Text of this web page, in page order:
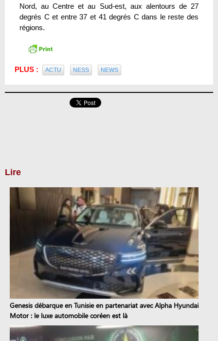
Nord, au Centre et au Sud-est, aux alentours de 27
degrés C et entre 37 et 41 degrés C dans le reste des
régions.
PLUS : ACTU NESS NEWS
Lire
Genesis débarque en Tunisie en partenariat avec Alpha Hyundai
Motor : le luxe automobile coréen est là